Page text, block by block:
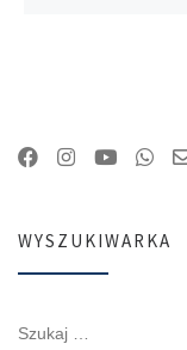
WYSZUKIWARKA
SZUKAJ